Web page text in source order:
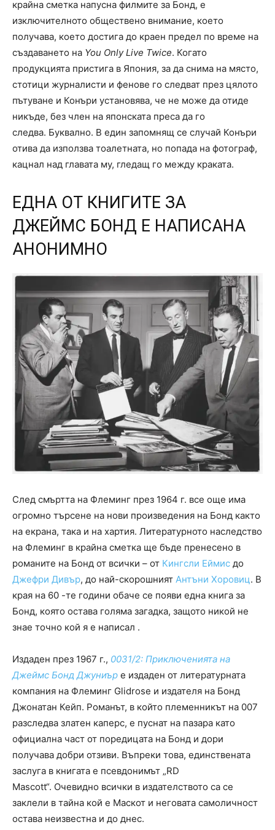
крайна сметка напусна филмите за Бонд, е
изключителното обществено внимание, което
получава, което достига до краен предел по време на
създаването на You Only Live Twice. Когато
продукцията пристига в Япония, за да снима на място,
стотици журналисти и фенове го следват през цялото
пътуване и Конъри установява, че не може да отиде
никъде, без член на японската преса да го
следва. Буквално. В един запомнящ се случай Конъри
отива да използва тоалетната, но попада на фотограф,
кацнал над главата му, гледащ го между краката.
ЕДНА ОТ КНИГИТЕ ЗА
ДЖЕЙМС БОНД Е НАПИСАНА
АНОНИМНО
След смъртта на Флеминг през 1964 г. все още има
огромно търсене на нови произведения на Бонд както
на екрана, така и на хартия. Литературното наследство
на Флеминг в крайна сметка ще бъде пренесено в
романите на Бонд от всички – от Кингсли Еймис до
Джефри Дивър, до най-скорошният Антъни Хоровиц. В
края на 60 -те години обаче се появи една книга за
Бонд, която остава голяма загадка, защото никой не
знае точно кой я е написал .
Издаден през 1967 г., 0031/2: Приключенията на
Джеймс Бонд Джуниър е издаден от литературната
компания на Флеминг Glidrose и издателя на Бонд
Джонатан Кейп. Романът, в който племенникът на 007
разследва златен каперс, е пуснат на пазара като
официална част от поредицата на Бонд и дори
получава добри отзиви. Въпреки това, единствената
заслуга в книгата е псевдонимът „RD
Mascott“. Очевидно всички в издателството са се
заклели в тайна кой е Маскот и неговата самоличност
остава неизвестна и до днес.